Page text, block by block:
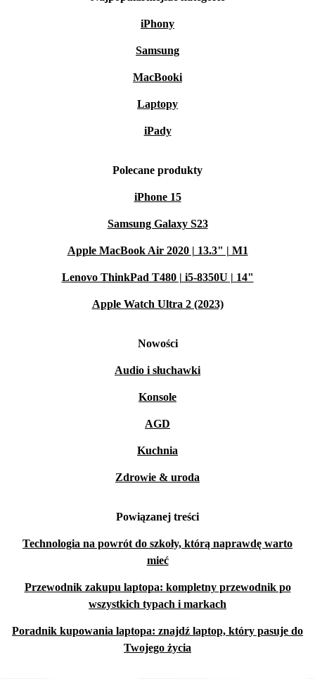
iPhony
Samsung
MacBooki
Laptopy
iPady
Polecane produkty
iPhone 15
Samsung Galaxy S23
Apple MacBook Air 2020 | 13.3" | M1
Lenovo ThinkPad T480 | i5-8350U | 14"
Apple Watch Ultra 2 (2023)
Nowości
Audio i słuchawki
Konsole
AGD
Kuchnia
Zdrowie & uroda
Powiązanej treści
Technologia na powrót do szkoły, którą naprawdę warto
mieć
Przewodnik zakupu laptopa: kompletny przewodnik po
wszystkich typach i markach
Poradnik kupowania laptopa: znajdź laptop, który pasuje do
Twojego życia